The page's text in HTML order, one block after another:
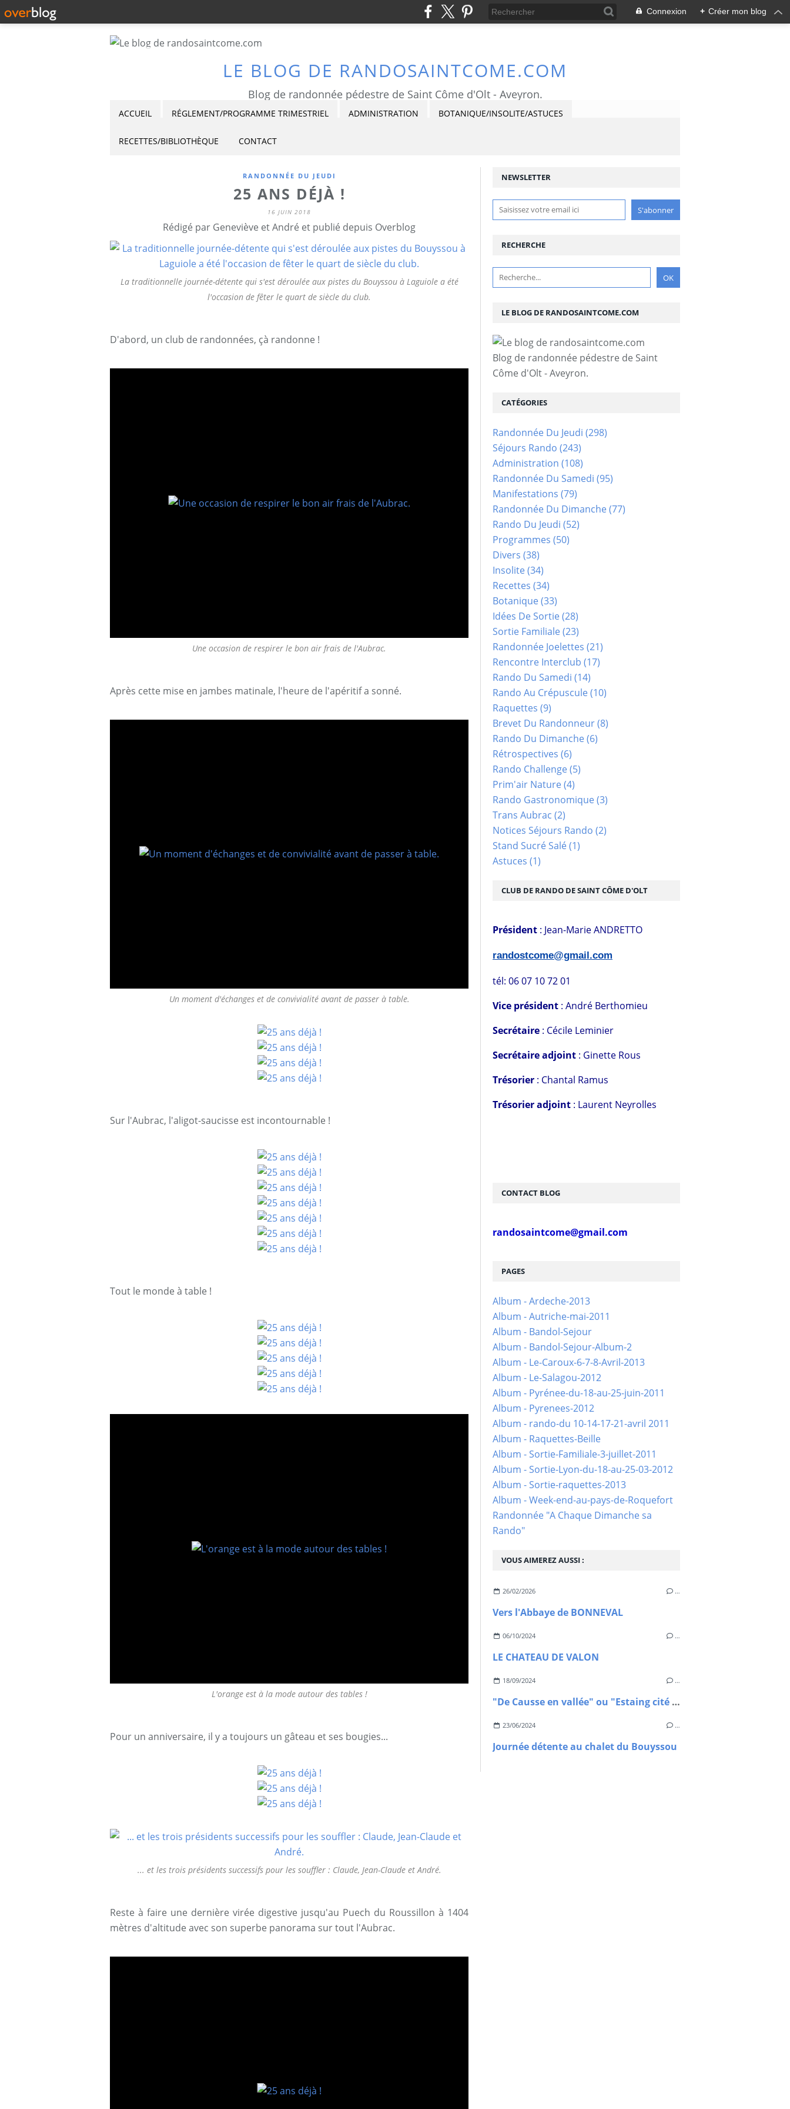
Connexion + Créer mon blog
LE BLOG DE RANDOSAINTCOME.COM
Blog de randonnée pédestre de Saint Côme d'Olt - Aveyron.
ACCUEIL RÉGLEMENT/PROGRAMME TRIMESTRIEL ADMINISTRATION BOTANIQUE/INSOLITE/ASTUCES
RECETTES/BIBLIOTHÈQUE CONTACT
RANDONNÉE DU JEUDI
25 ANS DÉJÀ !
16 JUIN 2018
Rédigé par Geneviève et André et publié depuis Overblog
La traditionnelle journée-détente qui s'est déroulée aux pistes du Bouyssou à Laguiole a été
l'occasion de fêter le quart de siècle du club.
D'abord, un club de randonnées, çà randonne !
Une occasion de respirer le bon air frais de l'Aubrac.
Après cette mise en jambes matinale, l'heure de l'apéritif a sonné.
Un moment d'échanges et de convivialité avant de passer à table.
Sur l'Aubrac, l'aligot-saucisse est incontournable !
Tout le monde à table !
L'orange est à la mode autour des tables !
Pour un anniversaire, il y a toujours un gâteau et ses bougies...
... et les trois présidents successifs pour les souffler : Claude, Jean-Claude et André.
Reste à faire une dernière virée digestive jusqu'au Puech du Roussillon à 1404
mètres d'altitude avec son superbe panorama sur tout l'Aubrac.
NEWSLETTER
RECHERCHE
LE BLOG DE RANDOSAINTCOME.COM
Blog de randonnée pédestre de Saint
Côme d'Olt - Aveyron.
VOUS AIMEREZ AUSSI :
26/02/2026 …
Vers l'Abbaye de BONNEVAL
06/10/2024 …
LE CHATEAU DE VALON
18/09/2024 …
"De Causse en vallée" ou "Estaing cité illustre"
23/06/2024 …
Journée détente au chalet du Bouyssou
PAGES
Album - Ardeche-2013
Album - Autriche-mai-2011
Album - Bandol-Sejour
Album - Bandol-Sejour-Album-2
Album - Le-Caroux-6-7-8-Avril-2013
Album - Le-Salagou-2012
Album - Pyrénee-du-18-au-25-juin-2011
Album - Pyrenees-2012
Album - rando-du 10-14-17-21-avril 2011
Album - Raquettes-Beille
Album - Sortie-Familiale-3-juillet-2011
Album - Sortie-Lyon-du-18-au-25-03-2012
Album - Sortie-raquettes-2013
Album - Week-end-au-pays-de-Roquefort
Randonnée "A Chaque Dimanche sa
Rando"
CATÉGORIES
Randonnée Du Jeudi (298)
Séjours Rando (243)
Administration (108)
Randonnée Du Samedi (95)
Manifestations (79)
Randonnée Du Dimanche(77)
Rando Du Jeudi (52)
Programmes (50)
Divers (38)
Insolite(34)
Recettes (34)
Botanique(33)
Idées De Sortie(28)
Sortie Familiale(23)
Randonnée Joelettes (21)
Rencontre Interclub (17)
Rando Du Samedi (14)
Rando Au Crépuscule(10)
Raquettes (9)
Brevet Du Randonneur(8)
Rando Du Dimanche(6)
Rétrospectives (6)
Rando Challenge(5)
Prim'air Nature(4)
Rando Gastronomique(3)
Trans Aubrac (2)
Notices Séjours Rando (2)
Stand Sucré Salé(1)
Astuces (1)
CLUB DE RANDO DE SAINT CÔME D'OLT
Président : Jean-Marie ANDRETTO
randostcome@gmail.com
tél: 06 07 10 72 01
Vice président : André Berthomieu
Secrétaire : Cécile Leminier
Secrétaire adjoint : Ginette Rous
Trésorier : Chantal Ramus
Trésorier adjoint : Laurent Neyrolles
CONTACT BLOG
randosaintcome@gmail.com